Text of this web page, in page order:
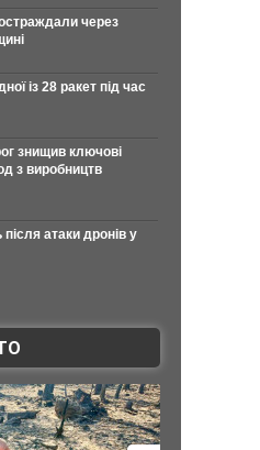
через
із 28 ракет під час
знищив ключові
з виробництв
атаки дронів у